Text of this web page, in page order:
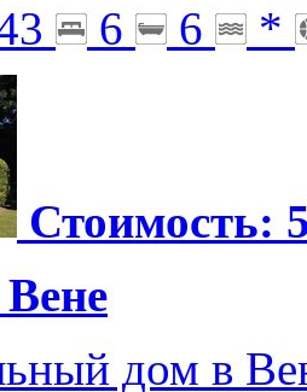
6 6 *
Стоимость:
дом в